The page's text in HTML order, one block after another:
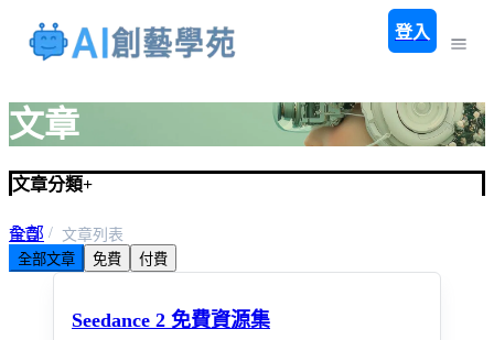
登入
文章
文章分類+
全部
預設類別
首頁
文章列表
全部文章
免費 付費
Seedance 2 免費資源集